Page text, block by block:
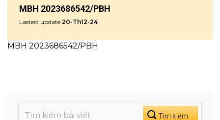
MBH 2023686542/PBH
Lastest update:20-Th12-24
MBH 2023686542/PBH